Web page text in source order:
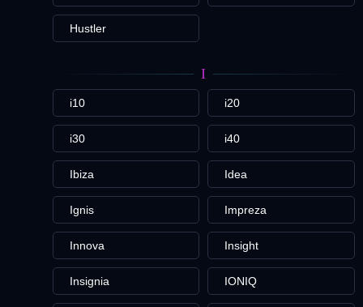
Hustler
I
i10 i20
i30 i40
Ibiza Idea
Ignis Impreza
Innova Insight
Insignia IONIQ